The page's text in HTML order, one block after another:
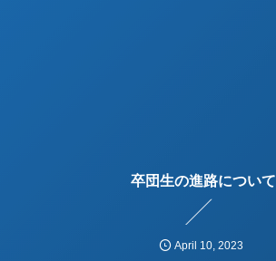
卒団生の進路について
April 10,2023